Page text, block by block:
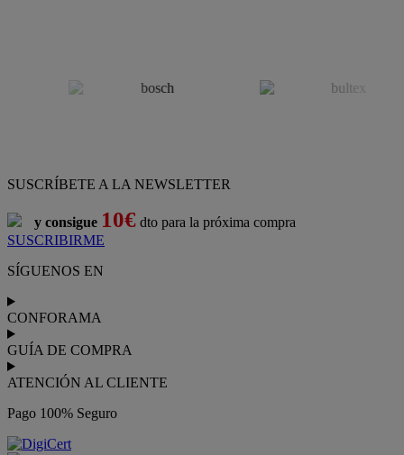
SUSCRÍBETE A LA NEWSLETTER
y consigue 10€ dto para la próxima compra
SUSCRIBIRME
SÍGUENOS EN
CONFORAMA
GUÍA DE COMPRA
ATENCIÓN AL CLIENTE
Pago 100% Seguro